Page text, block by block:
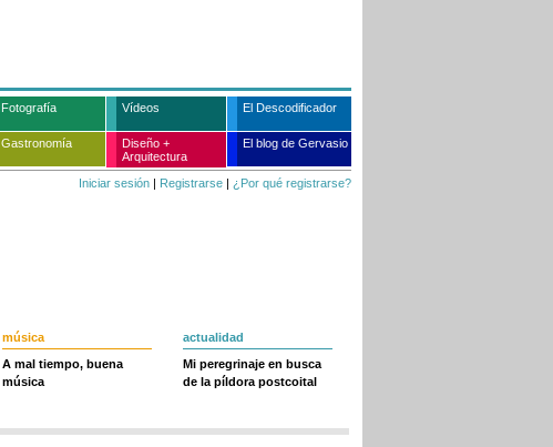
Fotografía Vídeos El Descodificador
Gastronomía
Diseño +
Arquitectura
El blog de Gervasio
Iniciar sesión | Registrarse | ¿Por qué registrarse?
música
A mal tiempo, buena
música
actualidad
Mi peregrinaje en busca
de la píldora postcoital